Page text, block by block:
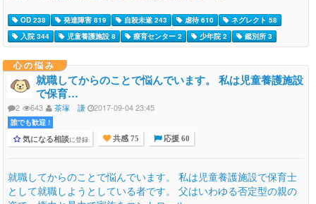
OD 238 発達障害 819 自殺未遂 243 虐待 610
ネグレクト 58
入院 344
児童養護施設 8 療育センター 2 少年院 2 鑑別所 3
心の悩み
就職してからのことで悩んでいます。 私は児童養護施設
で保育…
2 643 茶塚 謙 2017-09-04 23:45
誰でも歓迎 !
気になる相談に登録 共感 75 応援 60
就職してからのことで悩んでいます。 私は児童養護施設で保育士
として就職しようとしている者です。 父はいわゆる否定型の親の